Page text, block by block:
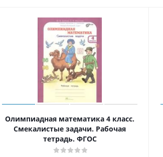
Олимпиадная математика 4 класс.
Смекалистые задачи. Рабочая
тетрадь. ФГОС